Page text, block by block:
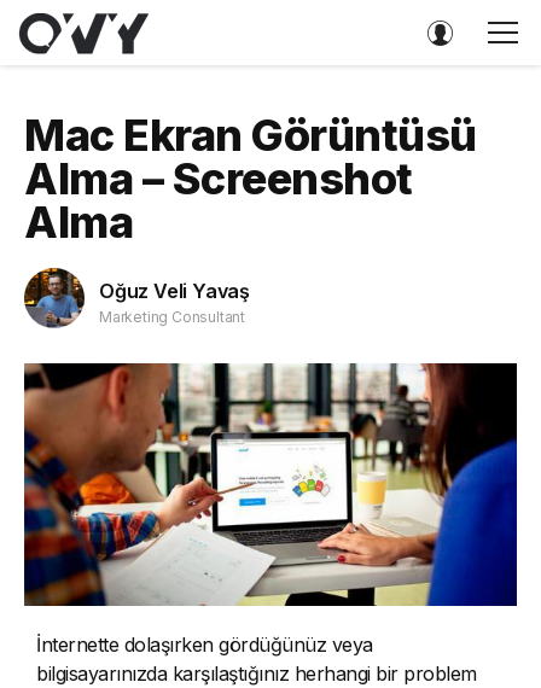
Mac Ekran Görüntüsü
Alma – Screenshot
Alma
Oğuz Veli Yavaş
Marketing Consultant
İnternette dolaşırken gördüğünüz veya
bilgisayarınızda karşılaştığınız herhangi bir problem